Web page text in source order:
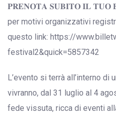
𝐏𝐑𝐄𝐍𝐎𝐓𝐀 𝐒𝐔𝐁𝐈𝐓𝐎 𝐈𝐋 𝐓𝐔𝐎
per motivi organizzativi
questo link: https://
festival2&quick=5857342
L’evento si terrà all’interno
vivranno, dal 31 luglio al 4
fede vissuta, ricca di eventi